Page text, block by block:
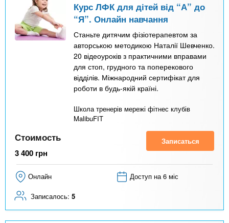
Курс ЛФК для дітей від “А” до
“Я”. Онлайн навчання
Станьте дитячим фізіотерапевтом за
авторською методикою Наталії Шевченко.
20 відеоуроків з практичними вправами
для стоп, грудного та поперекового
відділів. Міжнародний сертифікат для
роботи в будь-якій країні.
Школа тренерів мережі фітнес клубів
MalibuFIT
Стоимость
3 400 грн
Записаться
Онлайн Доступ на 6 міс
Записалось: 5